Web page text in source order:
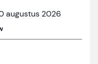
augustus 2026